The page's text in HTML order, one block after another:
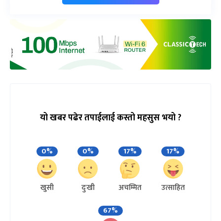
यो खबर पढेर तपाईलाई कस्तो महसुस भयो ?
0%
खुसी
0%
दुःखी
17%
अचम्मित
17%
उत्साहित
67%